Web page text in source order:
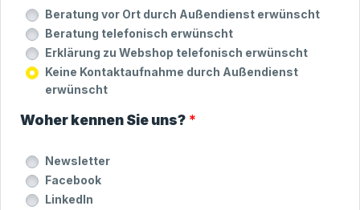
Beratung vor Ort durch Außendienst erwünscht
Beratung telefonisch erwünscht
Erklärung zu Webshop telefonisch erwünscht
Keine Kontaktaufnahme durch Außendienst
erwünscht
Woher kennen Sie uns? *
Newsletter
Facebook
LinkedIn